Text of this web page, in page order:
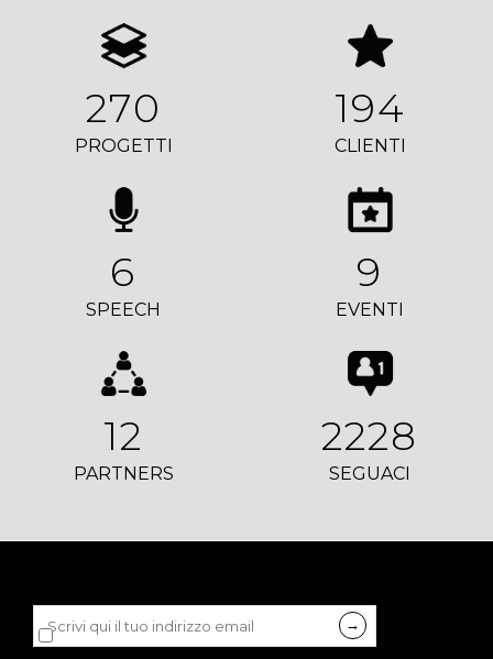
270
PROGETTI
194
CLIENTI
6
SPEECH
9
EVENTI
12
PARTNERS
2228
SEGUACI
Dichiaro di accettare laprivacy policy